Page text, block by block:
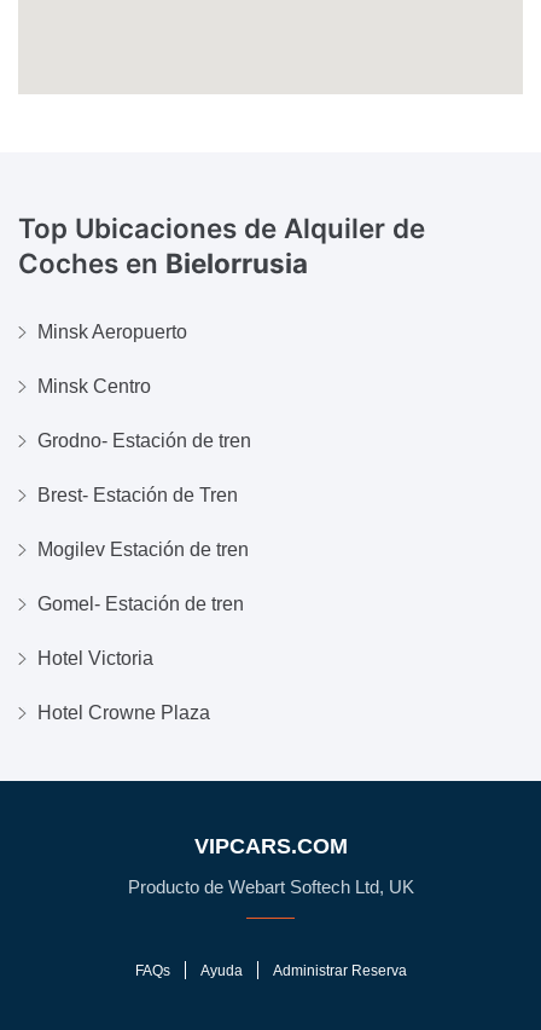
Top Ubicaciones de Alquiler de
Coches en Bielorrusia
Minsk Aeropuerto
Minsk Centro
Grodno- Estación de tren
Brest- Estación de Tren
Mogilev Estación de tren
Gomel- Estación de tren
Hotel Victoria
Hotel Crowne Plaza
VIPCARS.COM
Producto de Webart Softech Ltd, UK
FAQs Ayuda Administrar Reserva